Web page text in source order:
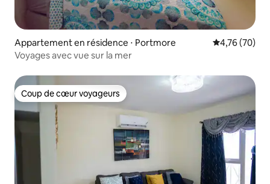
Appartement en résidence ⋅ Portmore Évaluation
4,76 (70)
Voyages avec vue sur la mer
Coup de cœur voyageurs
Coup de cœur voyageurs